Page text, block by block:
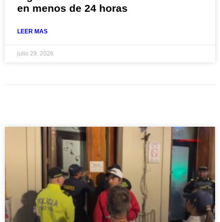
en menos de 24 horas
LEER MAS
julio 29, 2026
CARTAGENA